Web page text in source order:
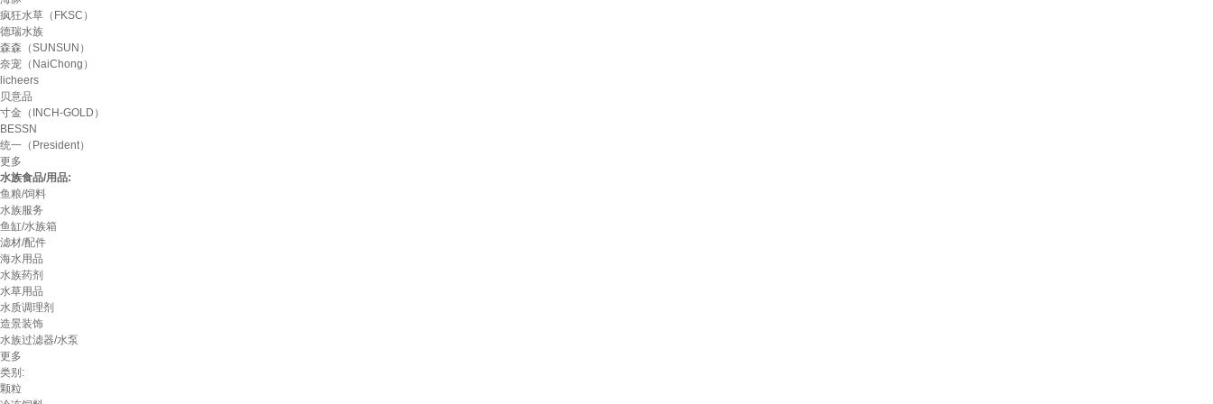
疯狂水草（FKSC）
德瑞水族
森森（SUNSUN）
奈宠（NaiChong）
licheers
贝意品
寸金（INCH-GOLD）
BESSN
统一（President）
更多
水族食品/用品:
鱼粮/饲料
水族服务
鱼缸/水族箱
滤材/配件
海水用品
水族药剂
水草用品
水质调理剂
造景装饰
水族过滤器/水泵
更多
类别:
颗粒